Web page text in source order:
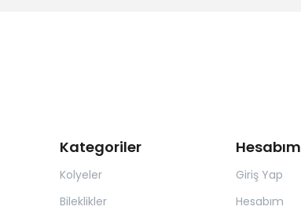
Kategoriler
Kolyeler
Bileklikler
Hesabım
Giriş Yap
Hesabım